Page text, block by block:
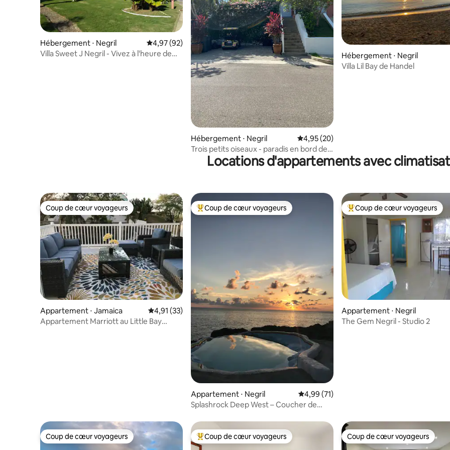
Hébergement ⋅ Negril Évaluation moyenne sur la base de 92 commentaires : 4,97 sur 5
4,97 (92)
Villa Sweet J Negril - Vivez à l'heure de
Hébergement ⋅ Negril Évaluation moyenne sur la base de 20
4,95 (20)
Trois petits oiseaux - paradis en bord de
Hébergement ⋅ Negril
Villa Lil Bay de Handel
Locations d'appartements avec
Coup de cœur voyageurs
Coup de cœur voyageurs
Appartement ⋅ Jamaica Évaluation moyenne sur la base de 33 commentaires : 4,91 sur 5
4,91 (33)
Appartement Marriott au Little Bay
Coups de cœur voyageurs les plus appréciés
Coup de cœur voyageurs
Appartement ⋅ Negril Évaluation moyenne sur la base de 71
4,99 (71)
Splashrock Deep West – Coucher de
Coups de cœur voyageurs les
Coup de cœur voyageurs
Appartement ⋅ Negril
The Gem Negril - Studio 2
Coup de cœur voyageurs
Coup de cœur voyageurs Coups de cœur voyageurs les plus appréciés
Coup de cœur voyageurs Coup de cœur voyageurs
Coup de cœur voyageurs